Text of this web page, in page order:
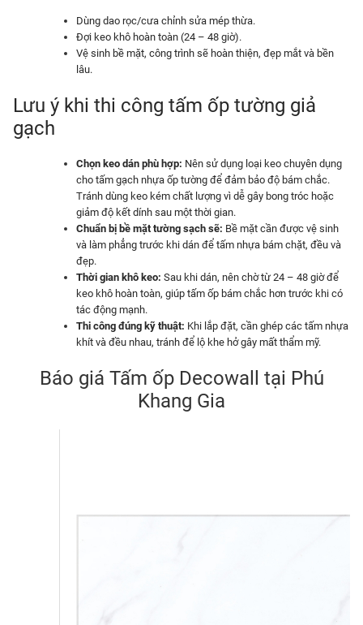
Dùng dao rọc/cưa chỉnh sửa mép thừa.
Đợi keo khô hoàn toàn (24 – 48 giờ).
Vệ sinh bề mặt, công trình sẽ hoàn thiện, đẹp mắt và bền
lâu.
Lưu ý khi thi công tấm ốp tường giả
gạch
Chọn keo dán phù hợp: Nên sử dụng loại keo chuyên dụng
cho tấm gạch nhựa ốp tường để đảm bảo độ bám chắc.
Tránh dùng keo kém chất lượng vì dễ gây bong tróc hoặc
giảm độ kết dính sau một thời gian.
Chuẩn bị bề mặt tường sạch sẽ: Bề mặt cần được vệ sinh
và làm phẳng trước khi dán để tấm nhựa bám chặt, đều và
đẹp.
Thời gian khô keo: Sau khi dán, nên chờ từ 24 – 48 giờ để
keo khô hoàn toàn, giúp tấm ốp bám chắc hơn trước khi có
tác động mạnh.
Thi công đúng kỹ thuật: Khi lắp đặt, cần ghép các tấm nhựa
khít và đều nhau, tránh để lộ khe hở gây mất thẩm mỹ.
Báo giá Tấm ốp Decowall tại Phú
Khang Gia